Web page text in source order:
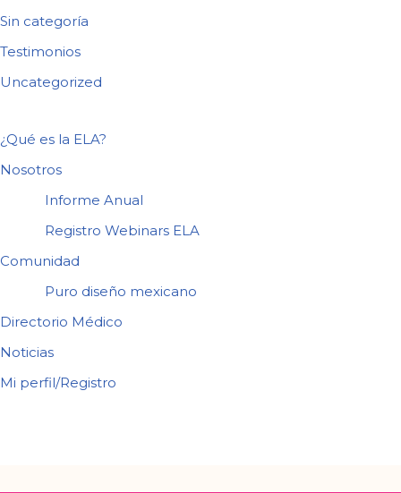
Sin categoría
Testimonios
Uncategorized
¿Qué es la ELA?
Nosotros
Informe Anual
Registro Webinars ELA
Comunidad
Puro diseño mexicano
Directorio Médico
Noticias
Mi perfil/Registro